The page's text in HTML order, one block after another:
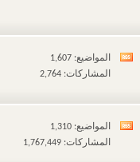
مشاهدة
هذا
المنتدى
المواضيع: 1,607
المشاركات: 2,764
مشاهدة
المواضيع: 1,310
المشاركات: 1,767,449